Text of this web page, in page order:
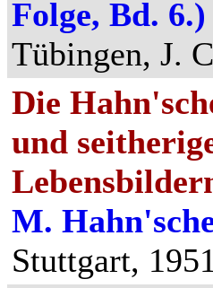
Folge, Bd. 6.)
Tübingen, J.
Die
und
M.
Stuttgart,